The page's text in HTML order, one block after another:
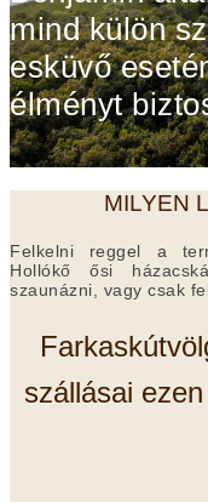
mind külön
esküvő
élményt
MILYEN
Felkelni reggel a
Hollókő ősi
szaunázni, vagy csak
szállásai